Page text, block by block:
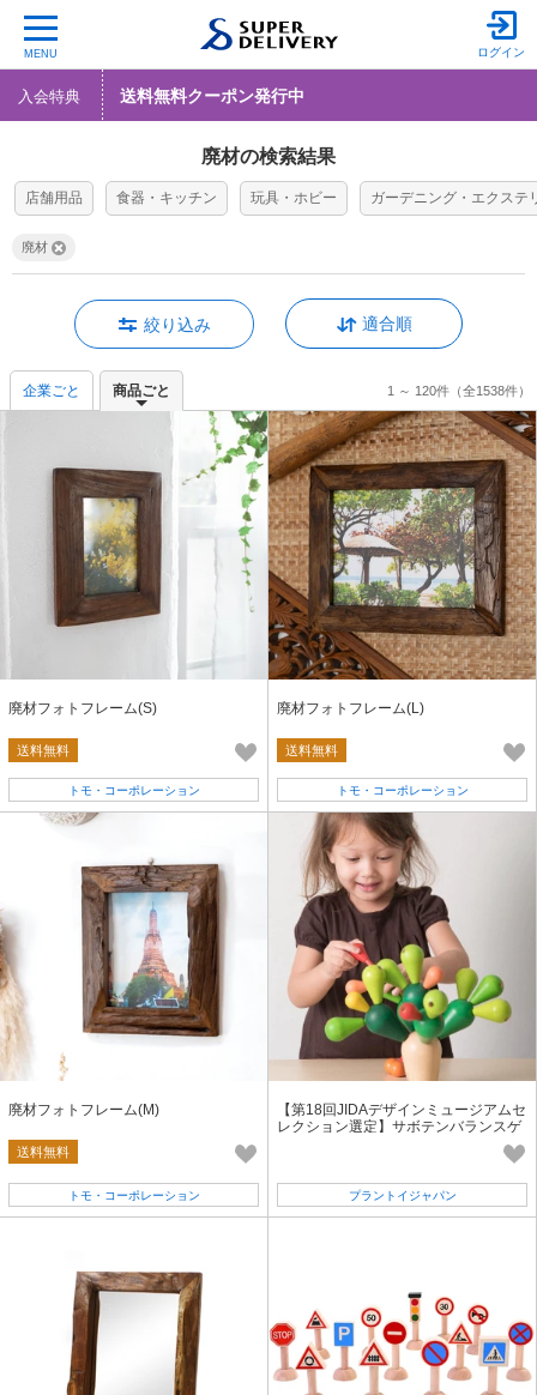
MENU ログイン
入会特典 送料無料クーポン発行中
廃材の検索結果
店舗用品 食器・キッチン 玩具・ホビー ガーデニング・エクステ
廃材
絞り込み 適合順
企業ごと 商品ごと 1 ～ 120件（全1538件）
廃材フォトフレーム(S)
送料無料
トモ・コーポレーション
廃材フォトフレーム(L)
送料無料
トモ・コーポレーション
廃材フォトフレーム(M)
送料無料
トモ・コーポレーション
【第18回JIDAデザインミュージアムセ
レクション選定】サボテンバランスゲ
プラントイジャパン